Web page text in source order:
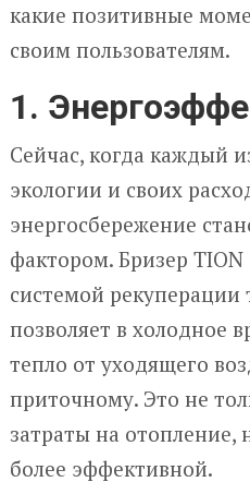
какие позитивные
своим пользователям.
1.
Сейчас, когда каждый
экологии и своих
энергосбережение
фактором. Бризер TION
системой рекуперации
позволяет в холодное
тепло от уходящего
приточному. Это не
затраты на отопление,
более эффективной.